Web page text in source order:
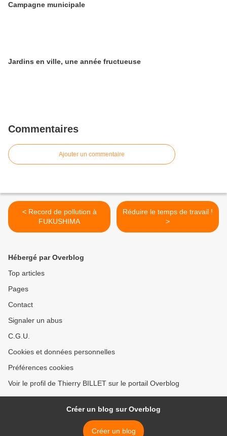
Campagne municipale
Jardins en ville, une année fructueuse
Commentaires
Ajouter un commentaire
< Record de pollution à
FUKUSHIMA
Réduire le temps de travail !
>
Hébergé par Overblog
Top articles
Pages
Contact
Signaler un abus
C.G.U.
Cookies et données personnelles
Préférences cookies
Voir le profil de Thierry BILLET sur le portail Overblog
Créer un blog sur Overblog
Créer un blog